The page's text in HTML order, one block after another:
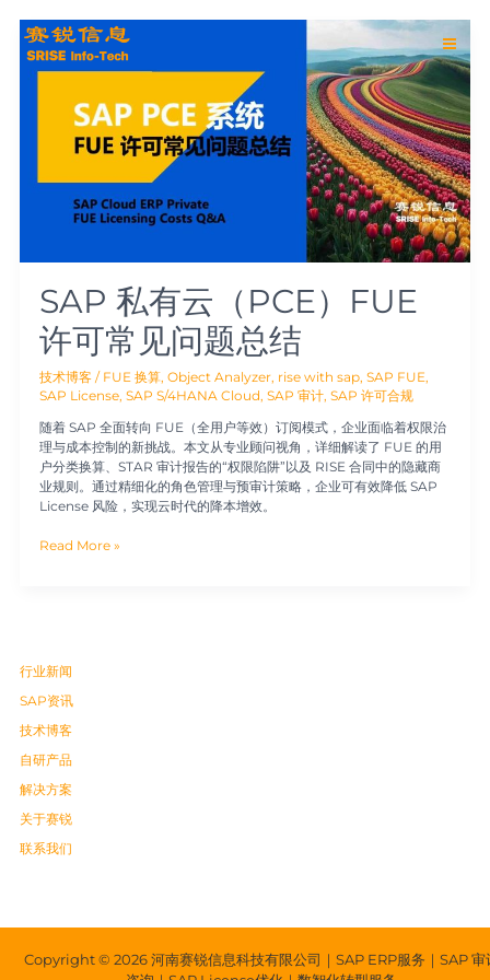
Main
行业新闻
SAP资讯
技术博客
自研产品
解决方案
关于赛锐
联系我们
SAP 私有云（PCE）FUE
许可常见问题总结
技术博客 / FUE 换算,Object Analyzer, rise with sap,SAP FUE,
SAP License,SAP S/4HANA Cloud,SAP 审计,SAP 许可合规
随着 SAP 全面转向 FUE（全用户等效）订阅模式，企业面临着权限治
理与成本控制的新挑战。本文从专业顾问视角，详细解读了 FUE 的用
户分类换算、STAR 审计报告的“权限陷阱”以及 RISE 合同中的隐藏商
业规则。通过精细化的角色管理与预审计策略，企业可有效降低 SAP
License 风险，实现云时代的降本增效。
SAP
私
有
（PCE）
常
总
Read More »
Copyright © 2026 河南赛锐信息科技有限公司｜SAP ERP服务｜SAP 审